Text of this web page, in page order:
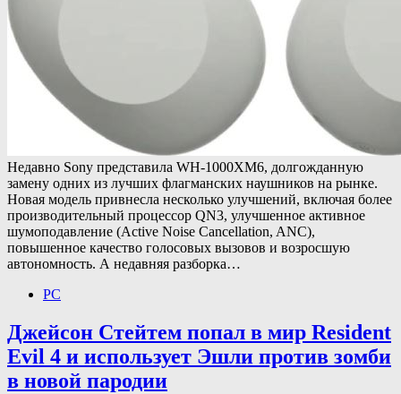
Недавно Sony представила WH-1000XM6, долгожданную
замену одних из лучших флагманских наушников на рынке.
Новая модель привнесла несколько улучшений, включая более
производительный процессор QN3, улучшенное активное
шумоподавление (Active Noise Cancellation, ANC),
повышенное качество голосовых вызовов и возросшую
автономность. А недавняя разборка…
PC
Джейсон Стейтем попал в мир Resident
Evil 4 и использует Эшли против зомби
в новой пародии